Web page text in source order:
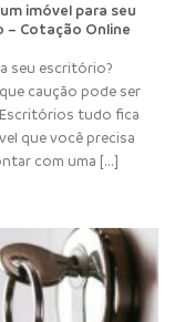
imóvel para seu
– Cotação Online
seu escritório?
caução pode ser
Escritórios tudo fica
que você precisa
com uma [...]